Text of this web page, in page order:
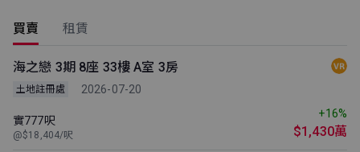
買賣 租賃
海之戀 3期 8座 33樓 A室 3房
土地註冊處 2026-07-20
實777呎
@$18,404/呎
+16%
$1,430萬